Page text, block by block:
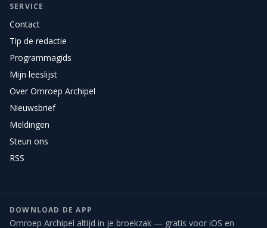
SERVICE
Contact
Tip de redactie
Programmagids
Mijn leeslijst
Over Omroep Archipel
Nieuwsbrief
Meldingen
Steun ons
RSS
DOWNLOAD DE APP
Omroep Archipel altijd in je broekzak — gratis voor iOS en